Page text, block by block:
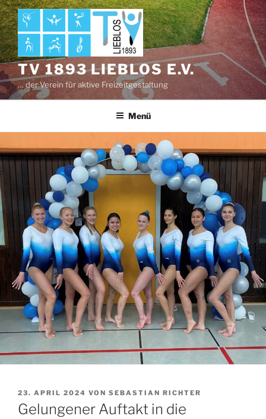
Zum
Inhalt
springen
TV 1893 LIEBLOS E.V.
… der Verein für aktive Freizeitgestaltung
Menü
VERÖFFENTLICHT
AM
23. APRIL 2024 VON SEBASTIAN RICHTER
Gelungener Auftakt in die